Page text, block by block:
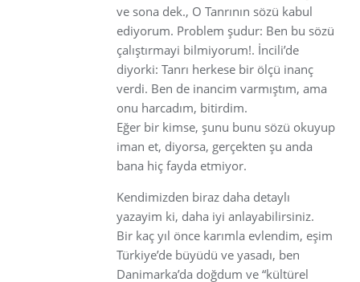
ve sona dek., O Tanrının sözü kabul
ediyorum. Problem şudur: Ben bu sözü
çalıştırmayi bilmiyorum!. İncili’de
diyorki: Tanrı herkese bir ölçü inanç
verdi. Ben de inancim varmıştım, ama
onu harcadım, bitirdim.
Eğer bir kimse, şunu bunu sözü okuyup
iman et, diyorsa, gerçekten şu anda
bana hiç fayda etmiyor.
Kendimizden biraz daha detaylı
yazayim ki, daha iyi anlayabilirsiniz.
Bir kaç yıl önce karımla evlendim, eşim
Türkiye’de büyüdü ve yasadı, ben
Danimarka’da doğdum ve “kültürel